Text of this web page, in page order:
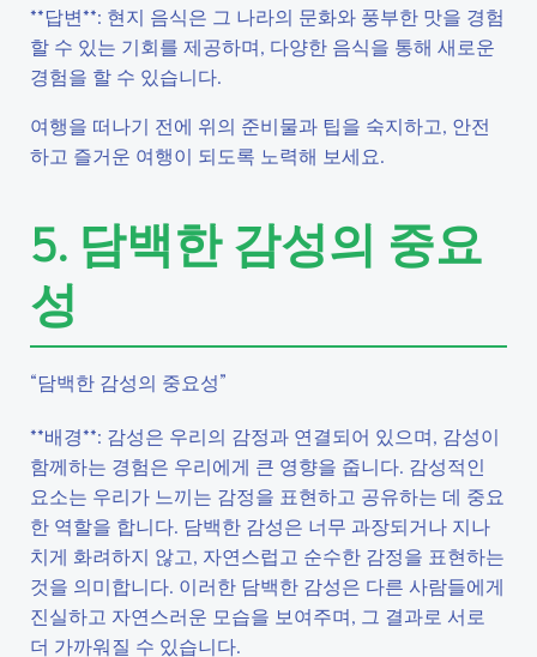
**답변**: 현지 음식은 그 나라의 문화와 풍부한 맛을 경험
할 수 있는 기회를 제공하며, 다양한 음식을 통해 새로운
경험을 할 수 있습니다.
여행을 떠나기 전에 위의 준비물과 팁을 숙지하고, 안전
하고 즐거운 여행이 되도록 노력해 보세요.
5. 담백한 감성의 중요
성
“담백한 감성의 중요성”
**배경**: 감성은 우리의 감정과 연결되어 있으며, 감성이
함께하는 경험은 우리에게 큰 영향을 줍니다. 감성적인
요소는 우리가 느끼는 감정을 표현하고 공유하는 데 중요
한 역할을 합니다. 담백한 감성은 너무 과장되거나 지나
치게 화려하지 않고, 자연스럽고 순수한 감정을 표현하는
것을 의미합니다. 이러한 담백한 감성은 다른 사람들에게
진실하고 자연스러운 모습을 보여주며, 그 결과로 서로
더 가까워질 수 있습니다.